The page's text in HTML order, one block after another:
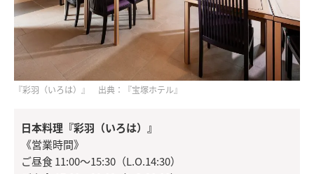
『彩羽（いろは）』 出典：『宝塚ホテル』
日本料理『彩羽（いろは）』
《営業時間》
ご昼食 11:00～15:30（L.O.14:30）